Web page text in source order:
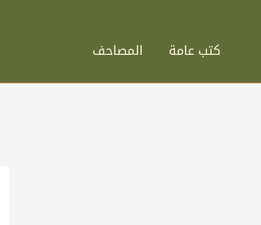
كتب عامة المصاحف